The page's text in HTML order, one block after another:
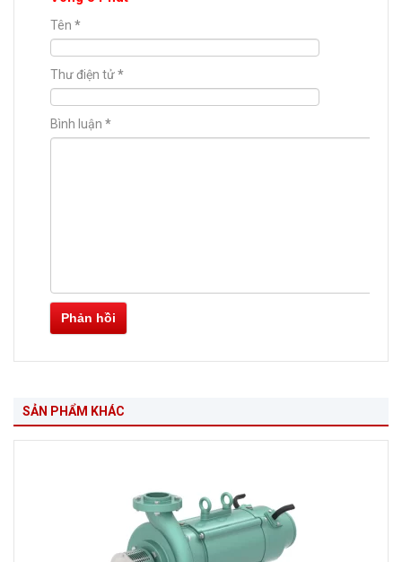
Tên *
Thư điện tử*
Bình luận *
Phản hồi
SẢN PHẨM KHÁC